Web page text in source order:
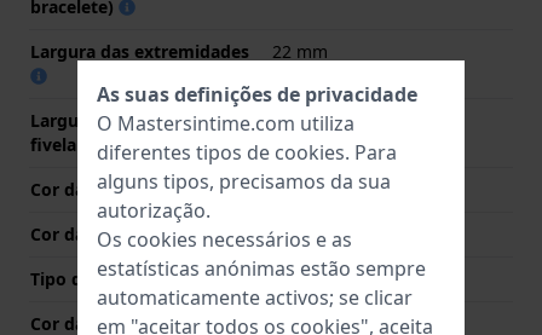
bracelete)
Largura das extremidades
22 mm
Largura da bracelete na
fivela
20 mm
Cor da bracelete
Cinzento
Cor das costuras
Branco
Tipo de Fecho
Fecho
Cor da fivela
Prata
As suas definições de privacidade
O Mastersintime.com utiliza
diferentes tipos de cookies. Para
alguns tipos, precisamos da sua
autorização.
Os cookies necessários e as
estatísticas anónimas estão sempre
automaticamente activos; se clicar
em "aceitar todos os cookies", aceita